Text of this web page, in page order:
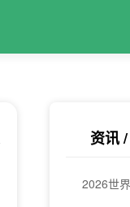
资讯
2026世